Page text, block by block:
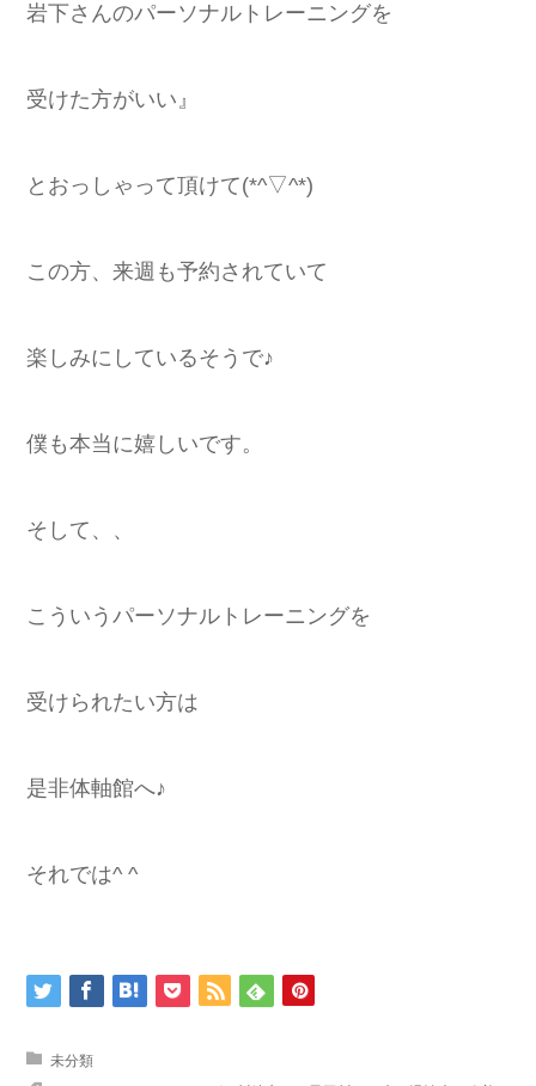
岩下さんのパーソナルトレーニングを
受けた方がいい』
とおっしゃって頂けて(*^▽^*)
この方、来週も予約されていて
楽しみにしているそうで♪
僕も本当に嬉しいです。
そして、、
こういうパーソナルトレーニングを
受けられたい方は
是非体軸館へ♪
それでは^ ^
未分類